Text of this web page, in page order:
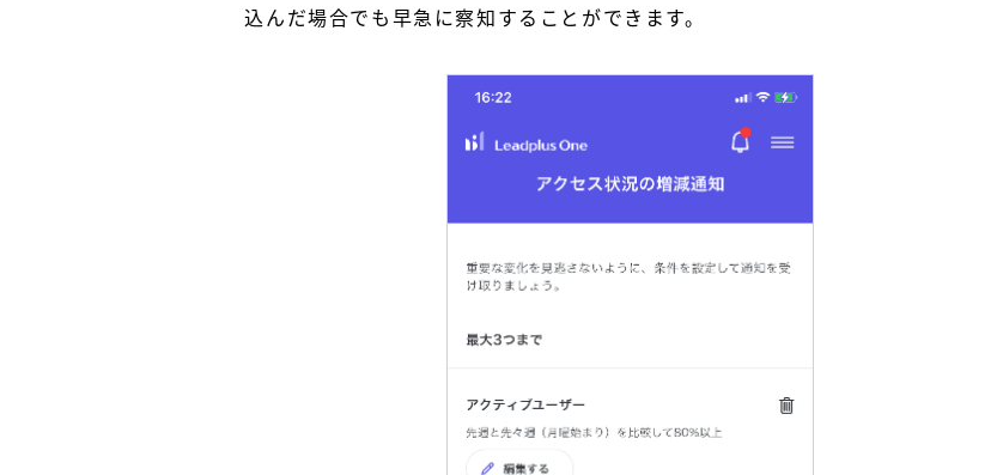
込んだ場合でも早急に察知することができます。